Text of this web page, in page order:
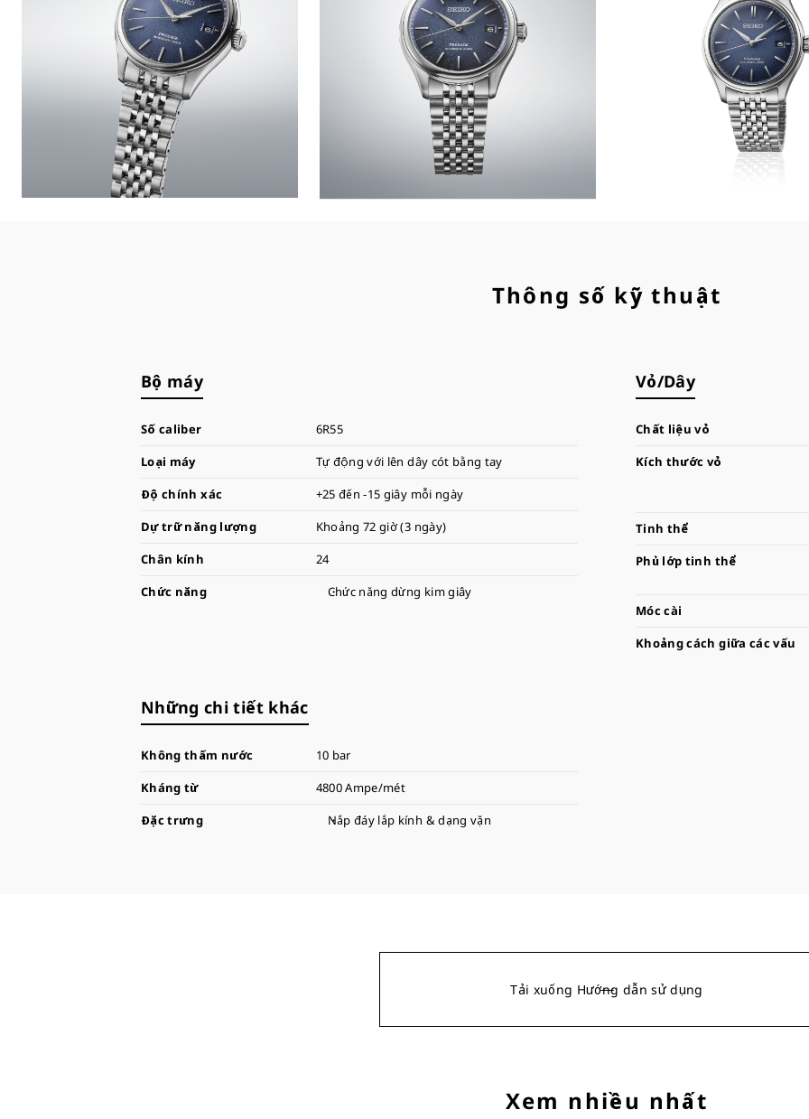
Thông số kỹ thuật
Bộ máy
Số caliber
6R55
Loại máy
Tự động với lên dây cót bằng tay
Độ chính xác
+25 đến -15 giây mỗi ngày
Dự trữ năng lượng
Khoảng 72 giờ (3 ngày)
Chân kính
24
Chức năng
Chức năng dừng kim giây
Vỏ/Dây
Chất liệu vỏ
Kích thước vỏ
Tinh thể
Phủ lớp tinh thể
Móc cài
Khoảng cách giữa các vấu
Những chi tiết khác
Không thấm nước
10 bar
Kháng từ
4800 Ampe/mét
Đặc trưng
Nắp đáy lắp kính & dạng vặn
Tải xuống Hướng dẫn sử dụng
Xem nhiều nhất